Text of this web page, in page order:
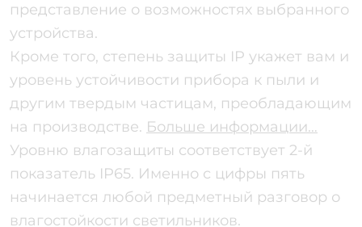
представление о возможностях выбранного
устройства.
Кроме того, степень защиты IP укажет вам и
уровень устойчивости прибора к пыли и
другим твердым частицам, преобладающим
на производстве. Больше информации…
Уровню влагозащиты соответствует 2-й
показатель IP65. Именно с цифры пять
начинается любой предметный разговор о
влагостойкости светильников.